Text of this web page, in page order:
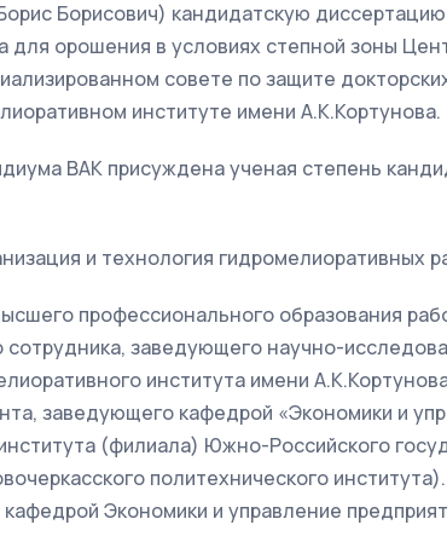
Борисович) кандидатскую
для орошения в условиях степной зоны
совете по защите
институте имени А.К.Кортунова.
ВАК присуждена ученая степень
и технология гидромелиоративных
профессионального образования
заведующего научно-
института имени
заведующего кафедрой «Экономики и
(филиала) Южно-Российского
политехнического
Экономики и управление